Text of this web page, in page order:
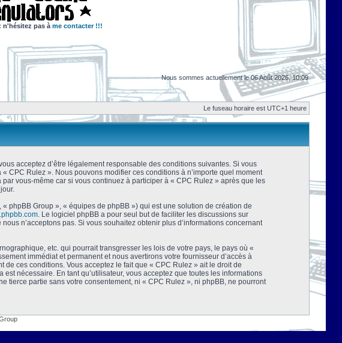
n'hésitez pas à me contacter !!!
Nous sommes actuellement le 06 Août 2026, 10:09
Le fuseau horaire est UTC+1 heure
acceptez d’être légalement responsable des conditions suivantes. Si vous
CPC Rulez ». Nous pouvons modifier ces conditions à n’importe quel moment
vous-même car si vous continuez à participer à « CPC Rulez » après que les
phpBB Group », « équipes de phpBB ») qui est une solution de création de
. Le logiciel phpBB a pour seul but de faciliter les discussions sur
n’acceptons pas. Si vous souhaitez obtenir plus d’informations concernant
etc. qui pourrait transgresser les lois de votre pays, le pays où «
immédiat et permanent et nous avertirons votre fournisseur d’accès à
ces conditions. Vous acceptez le fait que « CPC Rulez » ait le droit de
nécessaire. En tant qu’utilisateur, vous acceptez que toutes les informations
tierce partie sans votre consentement, ni « CPC Rulez », ni phpBB, ne pourront